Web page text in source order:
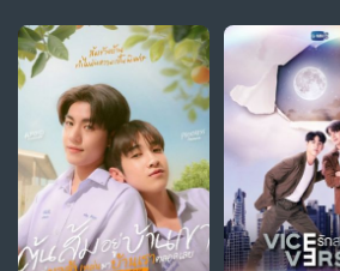
Давай немного подождём,
Превью
Навечно влюблённые
9 серия
Превью
Навечно влюблённые 8 серия
Автосабы русские / украинские